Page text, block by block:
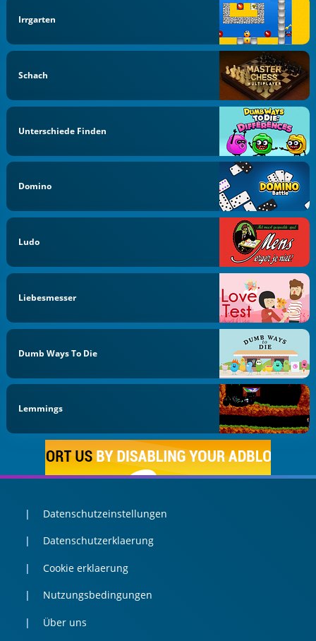
Irrgarten
Schach
Unterschiede Finden
Domino
Ludo
Liebesmesser
Dumb Ways To Die
Lemmings
Datenschutzeinstellungen
Datenschutzerklaerung
Cookie erklaerung
Nutzungsbedingungen
Über uns